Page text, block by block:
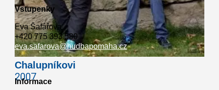
Chalupníkovi
2007
Vstupenky
Eva Šafářova
+420 775 393 580
eva.safarova@hudbapomaha.cz
Informace